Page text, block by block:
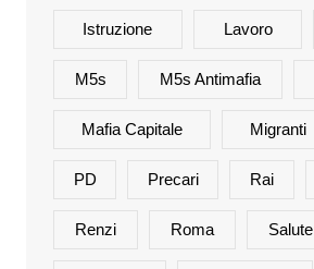
Istruzione Lavoro
M5s M5s Antimafia
Mafia Capitale Migranti
PD Precari Rai
Renzi Roma Salute